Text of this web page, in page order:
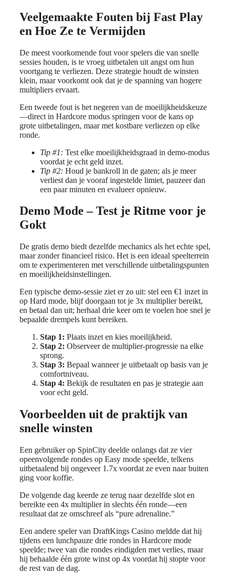
Veelgemaakte Fouten bij Fast Play
en Hoe Ze te Vermijden
De meest voorkomende fout voor spelers die van snelle
sessies houden, is te vroeg uitbetalen uit angst om hun
voortgang te verliezen. Deze strategie houdt de winsten
klein, maar voorkomt ook dat je de spanning van hogere
multipliers ervaart.
Een tweede fout is het negeren van de moeilijkheidskeuze
—direct in Hardcore modus springen voor de kans op
grote uitbetalingen, maar met kostbare verliezen op elke
ronde.
Tip #1: Test elke moeilijkheidsgraad in demo‑modus
voordat je echt geld inzet.
Tip #2: Houd je bankroll in de gaten; als je meer
verliest dan je vooraf ingestelde limiet, pauzeer dan
een paar minuten en evalueer opnieuw.
Demo Mode – Test je Ritme voor je
Gokt
De gratis demo biedt dezelfde mechanics als het echte spel,
maar zonder financieel risico. Het is een ideaal speelterrein
om te experimenteren met verschillende uitbetalingspunten
en moeilijkheidsinstellingen.
Een typische demo‑sessie ziet er zo uit: stel een €1 inzet in
op Hard mode, blijf doorgaan tot je 3x multiplier bereikt,
en betaal dan uit; herhaal drie keer om te voelen hoe snel je
bepaalde drempels kunt bereiken.
Stap 1: Plaats inzet en kies moeilijkheid.
Stap 2: Observeer de multiplier‑progressie na elke
sprong.
Stap 3: Bepaal wanneer je uitbetaalt op basis van je
comfortniveau.
Stap 4: Bekijk de resultaten en pas je strategie aan
voor echt geld.
Voorbeelden uit de praktijk van
snelle winsten
Een gebruiker op SpinCity deelde onlangs dat ze vier
opeenvolgende rondes op Easy mode speelde, telkens
uitbetaalend bij ongeveer 1.7x voordat ze even naar buiten
ging voor koffie.
De volgende dag keerde ze terug naar dezelfde slot en
bereikte een 4x multiplier in slechts één ronde—een
resultaat dat ze omschreef als “pure adrenaline.”
Een andere speler van DraftKings Casino meldde dat hij
tijdens een lunchpauze drie rondes in Hardcore mode
speelde; twee van die rondes eindigden met verlies, maar
hij behaalde één grote winst op 4x voordat hij stopte voor
de rest van de dag.